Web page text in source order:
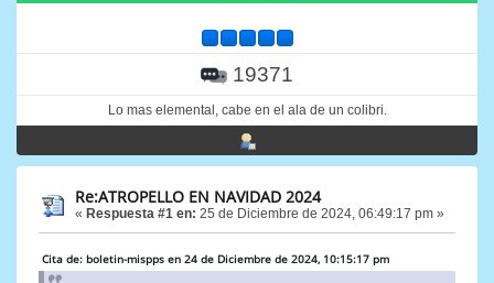
19371
Lo mas elemental, cabe en el ala de un colibri.
Re:ATROPELLO EN NAVIDAD 2024
« Respuesta #1 en: 25 de Diciembre de 2024, 06:49:17 pm »
Cita de: boletin-mispps en 24 de Diciembre de 2024, 10:15:17 pm